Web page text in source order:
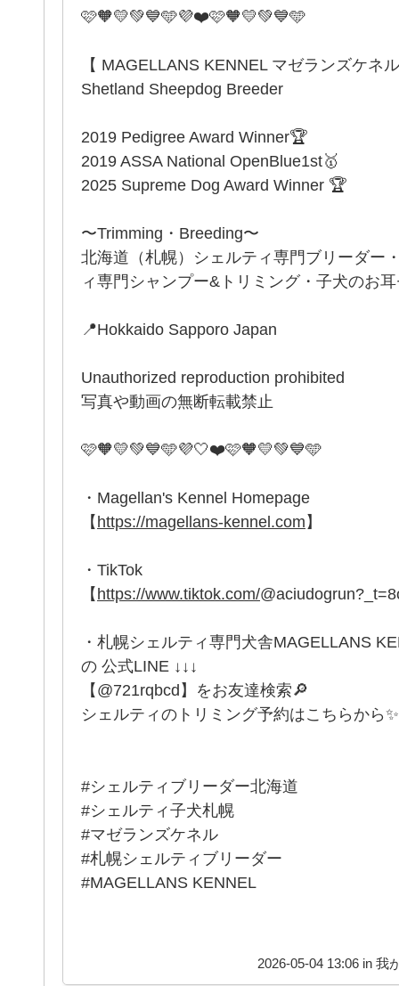
️🩷🧡💛💚💙🩵💜❤️🩷🧡💛💚💙🩵
【 MAGELLANS KENNEL マゼランズケネ
Shetland Sheepdog Breeder
2019 Pedigree Award Winner🏆
2019 ASSA National OpenBlue1st🥇
2025 Supreme Dog Award Winner 🏆
〜Trimming・Breeding〜
北海道（札幌）シェルティ専門ブリーダー
ィ専門シャンプー&トリミング・子犬のお
📍Hokkaido Sapporo Japan
Unauthorized reproduction prohibited
写真や動画の無断転載禁止
🩷🧡💛💚💙🩵💜🤍❤️🩷🧡💛💚💙🩵
・Magellan's Kennel Homepage
【https://magellans-kennel.com】
・TikTok
【https://www.tiktok.com/
・札幌シェルティ専門犬舎MAGELLANS
の 公式LINE ↓↓↓
【@721rqbcd】をお友達検索🔎
シェルティのトリミング予約はこちらから✨
#シェルティブリーダー北海道
#シェルティ子犬札幌
#マゼランズケネル
#札幌シェルティブリーダー
#MAGELLANS KENNEL
2026-05-04 13:06 in 我